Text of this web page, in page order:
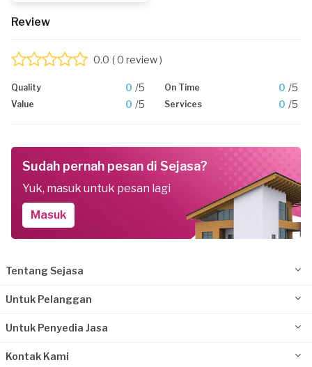
Review
0.0 ( 0 review )
Quality 0 /5 On Time 0 /5
Value 0 /5 Services 0 /5
Sudah pernah pesan di Sejasa?
Yuk, masuk untuk pesan lagi
Masuk
Tentang Sejasa
Untuk Pelanggan
Untuk Penyedia Jasa
Kontak Kami